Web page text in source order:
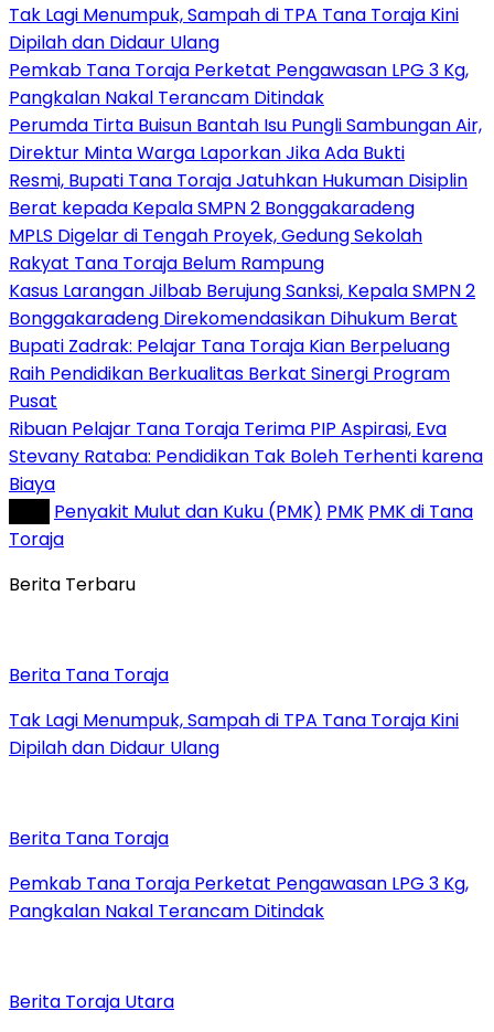
Tak Lagi Menumpuk, Sampah di TPA Tana Toraja Kini
Dipilah dan Didaur Ulang
Pemkab Tana Toraja Perketat Pengawasan LPG 3 Kg,
Pangkalan Nakal Terancam Ditindak
Perumda Tirta Buisun Bantah Isu Pungli Sambungan Air,
Direktur Minta Warga Laporkan Jika Ada Bukti
Resmi, Bupati Tana Toraja Jatuhkan Hukuman Disiplin
Berat kepada Kepala SMPN 2 Bonggakaradeng
MPLS Digelar di Tengah Proyek, Gedung Sekolah
Rakyat Tana Toraja Belum Rampung
Kasus Larangan Jilbab Berujung Sanksi, Kepala SMPN 2
Bonggakaradeng Direkomendasikan Dihukum Berat
Bupati Zadrak: Pelajar Tana Toraja Kian Berpeluang
Raih Pendidikan Berkualitas Berkat Sinergi Program
Pusat
Ribuan Pelajar Tana Toraja Terima PIP Aspirasi, Eva
Stevany Rataba: Pendidikan Tak Boleh Terhenti karena
Biaya
Penyakit Mulut dan Kuku (PMK) PMK PMK di Tana
Toraja
Berita Terbaru
Berita Tana Toraja
Tak Lagi Menumpuk, Sampah di TPA Tana Toraja Kini
Dipilah dan Didaur Ulang
Berita Tana Toraja
Pemkab Tana Toraja Perketat Pengawasan LPG 3 Kg,
Pangkalan Nakal Terancam Ditindak
Berita Toraja Utara